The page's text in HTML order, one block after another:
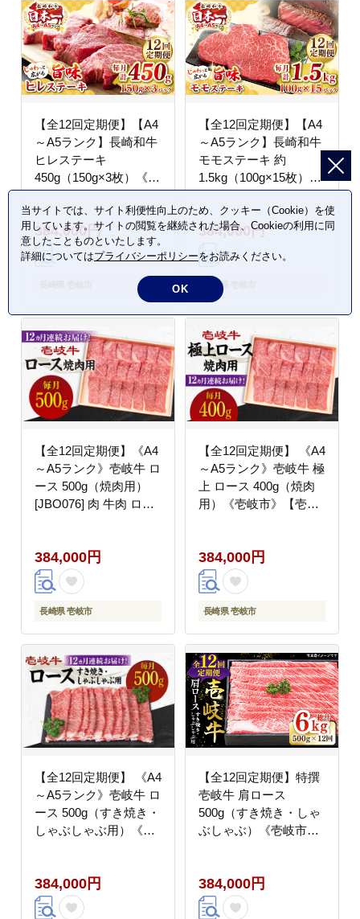
【全12回定期便】【A4
～A5ランク】長崎和牛
ヒレステーキ
450g（150g×3枚）《壱
岐市》【株式会社
MEAT PLUS】肉 牛肉
和牛 ヒレ フィレ ヘレ
ご褒美 冷凍配送 A4 A5
[JGH154] 400000
384,000円
【全12回定期便】【A4
～A5ランク】長崎和牛
モモステーキ 約
1.5kg（100g×15枚）
《壱岐市》【株式会社
MEAT PLUS】 肉 牛肉
和牛 モモ ステーキ ご
褒美 冷凍配送
[JGH166] 400000
400000円 40万円
384,000円
長崎県 壱岐市
【全12回定期便】《A4
～A5ランク》壱岐牛 ロ
ース 500g（焼肉用）
[JBO076] 肉 牛肉 ロー
円
384,000円
長崎県 壱岐市
【全12回定期便】 《A4
～A5ランク》壱岐牛 極
上 ロース 400g（焼肉
用）《壱岐市》【壱岐
BBQ [JBO085] 400000
400000円 40万円
384,000円
長崎県 壱岐市
【全12回定期便】 《A4
～A5ランク》壱岐牛 ロ
ース 500g（すき焼き・
しゃぶしゃぶ用）《壱
ス すき焼き しゃぶしゃ
ぶ 薄切り 赤身
384,000円
【全12回定期便】特撰
壱岐牛 肩ロース
500g（すき焼き・しゃ
ぶしゃぶ）《壱岐市》
り すき焼き しゃぶしゃ
ぶ 400000 400000円 40
384,000円
当サイトでは、サイト利便性向上のため、クッキー（Cookie）を使
用しています。サイトの閲覧を継続された場合、Cookieの利用に同
意したことものといたします。
詳細についてはプライバシーポリシーをお読みください。
OK